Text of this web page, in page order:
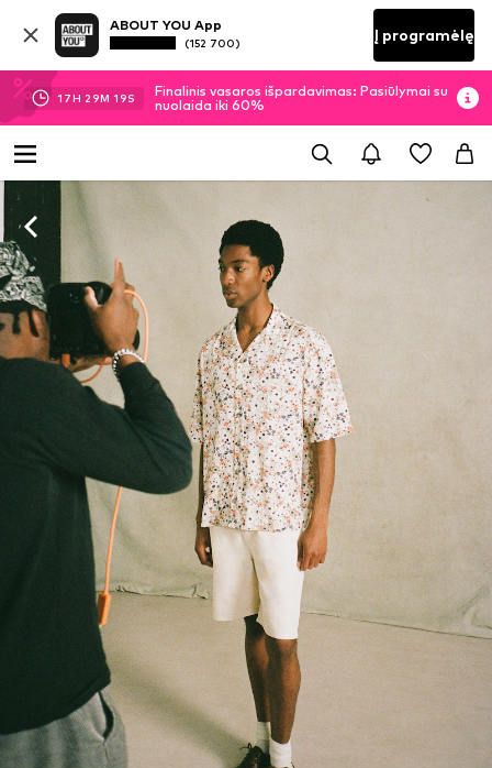
ABOUT YOU App
(152 700) Į programėlę
17H 29M 18S
Finalinis vasaros išpardavimas: Pasiūlymai su
nuolaida iki 60%